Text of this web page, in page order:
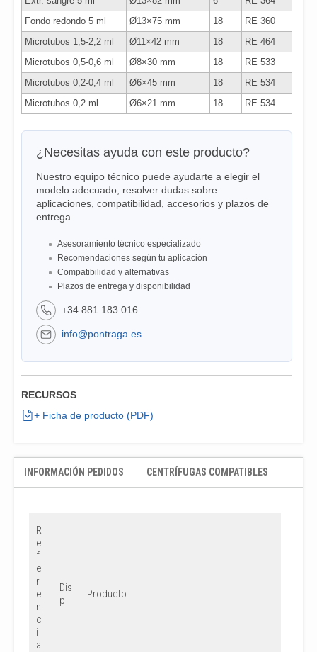
Fondo redondo 5 ml
Ø13×75 mm 18
RE 360
Microtubos 1,5-2,2 ml
Ø11×42 mm 18
RE 464
Microtubos 0,5-0,6 ml
Ø8×30 mm 18
RE 533
Microtubos 0,2-0,4 ml
Ø6×45 mm 18
RE 534
Microtubos 0,2 ml
Ø6×21 mm 18 RE 534
¿Necesitas ayuda con este producto?
Nuestro equipo técnico puede ayudarte a elegir el
modelo adecuado, resolver dudas sobre
aplicaciones, compatibilidad, accesorios y plazos de
entrega.
Asesoramiento técnico especializado
Recomendaciones según tu aplicación
Compatibilidad y alternativas
Plazos de entrega y disponibilidad
+34 881 183 016
info@pontraga.es
RECURSOS
+ Ficha de producto (PDF)
INFORMACIÓN PEDIDOS CENTRÍFUGAS COMPATIBLES
R
e
f
e
r
e
n
c
i
a
Dis
p
Producto